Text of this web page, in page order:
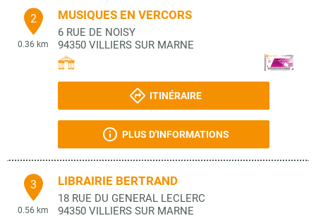
2
0.36 km
MUSIQUES EN VERCORS
6 RUE DE NOISY
94350 VILLIERS SUR MARNE
ITINÉRAIRE
PLUS D'INFORMATIONS
3
0.56 km
LIBRAIRIE BERTRAND
18 RUE DU GENERAL LECLERC
94350 VILLIERS SUR MARNE